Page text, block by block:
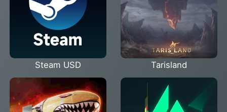
Steam USD Tarisland